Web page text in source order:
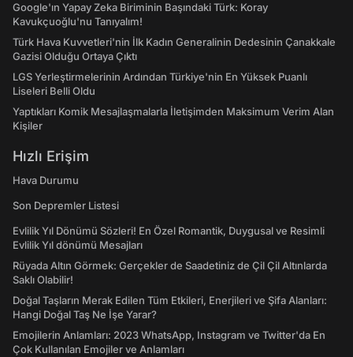
Google'ın Yapay Zeka Biriminin Başındaki Türk: Koray
Kavukçuoğlu'nu Tanıyalım!
Türk Hava Kuvvetleri'nin İlk Kadın Generalinin Dedesinin Çanakkale
Gazisi Olduğu Ortaya Çıktı
LGS Yerleştirmelerinin Ardından Türkiye'nin En Yüksek Puanlı
Liseleri Belli Oldu
Yaptıkları Komik Mesajlaşmalarla İletişimden Maksimum Verim Alan
Kişiler
Hızlı Erişim
Hava Durumu
Son Depremler Listesi
Evlilik Yıl Dönümü Sözleri! En Özel Romantik, Duygusal ve Resimli
Evlilik Yıl dönümü Mesajları
Rüyada Altın Görmek: Gerçekler de Saadetiniz de Çil Çil Altınlarda
Saklı Olabilir!
Doğal Taşların Merak Edilen Tüm Etkileri, Enerjileri ve Şifa Alanları:
Hangi Doğal Taş Ne İşe Yarar?
Emojilerin Anlamları: 2023 WhatsApp, Instagram ve Twitter'da En
Çok Kullanılan Emojiler ve Anlamları